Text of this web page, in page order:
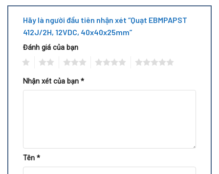
Hãy là người đầu tiên nhận xét “Quạt EBMPAPST
412J/2H, 12VDC, 40x40x25mm”
Đánh giá của bạn
Nhận xét của bạn *
Tên *